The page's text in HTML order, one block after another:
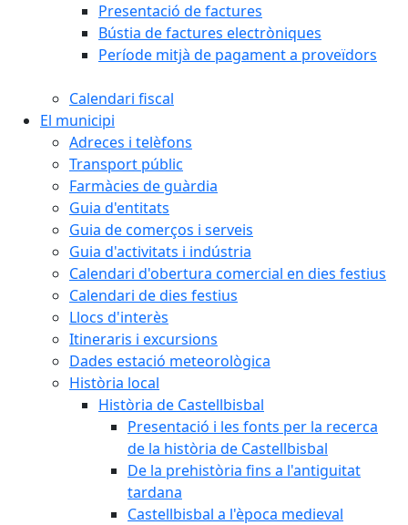
Presentació de factures
Bústia de factures electròniques
Període mitjà de pagament a proveïdors
Calendari fiscal
El municipi
Adreces i telèfons
Transport públic
Farmàcies de guàrdia
Guia d'entitats
Guia de comerços i serveis
Guia d'activitats i indústria
Calendari d'obertura comercial en dies festius
Calendari de dies festius
Llocs d'interès
Itineraris i excursions
Dades estació meteorològica
Història local
Història de Castellbisbal
Presentació i les fonts per la recerca
de la història de Castellbisbal
De la prehistòria fins a l'antiguitat
tardana
Castellbisbal a l'època medieval